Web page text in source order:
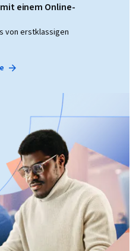
einem Online-
von erstklassigen